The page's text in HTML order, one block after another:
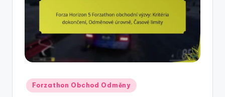
Posted
in
Forzathon Obchod Odměny